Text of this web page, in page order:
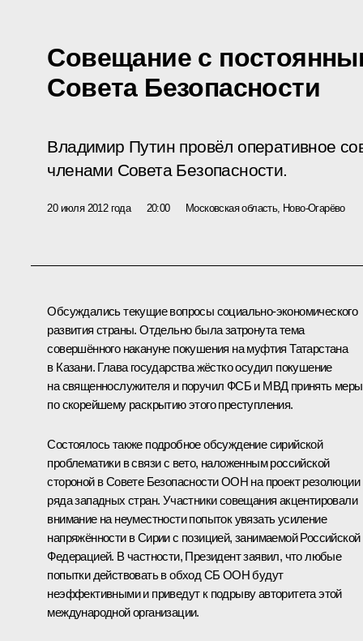
Совещание с
Совета Безопасности
Владимир Путин провёл оперативное
членами Совета Безопасности.
20 июля 2012 года 20:00 Московская область, Ново-Огарёво
Обсуждались текущие вопросы социально-экономического
развития страны. Отдельно была затронута тема
совершённого накануне покушения на муфтия Татарстана
в Казани. Глава государства жёстко осудил покушение
на священнослужителя и поручил ФСБ и МВД принять меры
по скорейшему раскрытию этого преступления.
Состоялось также подробное обсуждение сирийской
проблематики в связи с вето, наложенным российской
стороной в Совете Безопасности ООН на проект резолюции
ряда западных стран. Участники совещания акцентировали
внимание на неуместности попыток увязать усиление
напряжённости в Сирии с позицией, занимаемой Российской
Федерацией. В частности, Президент заявил, что любые
попытки действовать в обход СБ ООН будут
неэффективными и приведут к подрыву авторитета этой
международной организации.